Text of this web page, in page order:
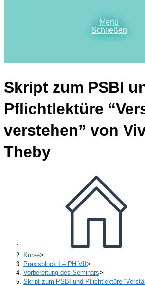
Menü
Schließen
Skript zum PSBI
Pflichtlektüre
verstehen” von
Theby
Kurse>
Praxisblock I – PH VII >
Vorbereitung des Seminars>
Skript zum PSBI und Pflichtlektüre